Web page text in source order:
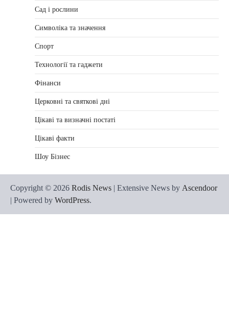
Сад і рослини
Символіка та значення
Спорт
Технології та гаджети
Фінанси
Церковні та святкові дні
Цікаві та визначні постаті
Цікаві факти
Шоу Бізнес
Copyright © 2026 Rodis News | Extensive News by Ascendoor
| Powered by WordPress.